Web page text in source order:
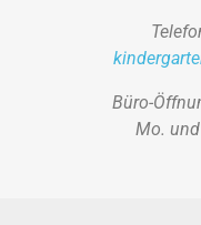
Büro-
Mo.